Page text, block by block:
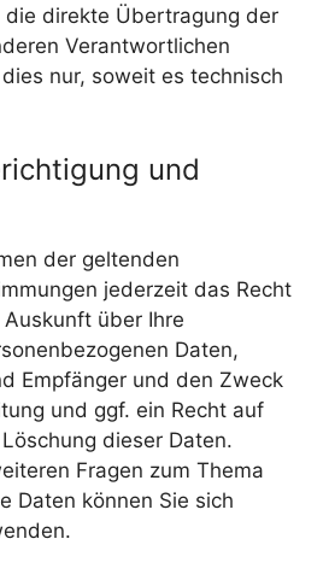
die direkte Übertragung der
Verantwortlichen
nur, soweit es technisch
und
der geltenden
jederzeit das Recht
über Ihre
Daten,
Empfänger und den Zweck
und ggf. ein Recht auf
dieser Daten.
Fragen zum Thema
Daten können Sie sich